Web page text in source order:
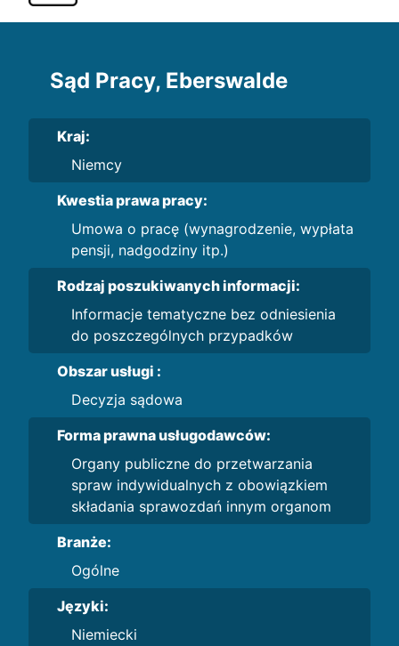
Sąd Pracy, Eberswalde
Kraj:
Niemcy
Kwestia prawa pracy:
Umowa o pracę (wynagrodzenie, wypłata
pensji, nadgodziny itp.)
Rodzaj poszukiwanych informacji:
Informacje tematyczne bez odniesienia
do poszczególnych przypadków
Obszar usługi :
Decyzja sądowa
Forma prawna usługodawców:
Organy publiczne do przetwarzania
spraw indywidualnych z obowiązkiem
składania sprawozdań innym organom
Branże:
Ogólne
Języki:
Niemiecki